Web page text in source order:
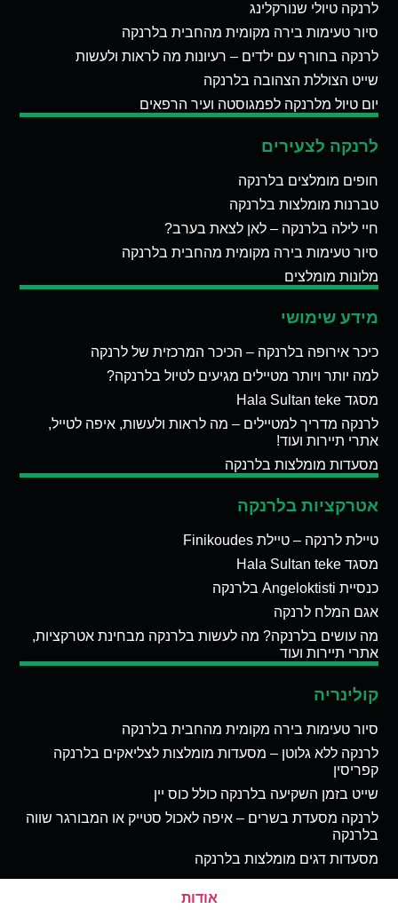
לרנקה טיולי שנורקלינג
סיור טעימות בירה מקומית מהחבית בלרנקה
לרנקה בחורף עם ילדים – רעיונות מה לראות ולעשות
שייט הצוללת הצהובה בלרנקה
יום טיול מלרנקה לפמגוסטה ועיר הרפאים
לרנקה לצעירים
חופים מומלצים בלרנקה
טברנות מומלצות בלרנקה
חיי לילה בלרנקה – לאן לצאת בערב?
סיור טעימות בירה מקומית מהחבית בלרנקה
מלונות מומלצים
מידע שימושי
כיכר אירופה בלרנקה – הכיכר המרכזית של לרנקה
למה יותר ויותר מטיילים מגיעים לטיול בלרנקה?
מסגד Hala Sultan teke
לרנקה מדריך למטיילים – מה לראות ולעשות, איפה לטייל,
אתרי תיירות ועוד!
מסעדות מומלצות בלרנקה
אטרקציות בלרנקה
טיילת לרנקה – טיילת Finikoudes
מסגד Hala Sultan teke
כנסיית Angeloktisti בלרנקה
אגם המלח לרנקה
מה עושים בלרנקה? מה לעשות בלרנקה מבחינת אטרקציות,
אתרי תיירות ועוד
קולינריה
סיור טעימות בירה מקומית מהחבית בלרנקה
לרנקה ללא גלוטן – מסעדות מומלצות לצליאקים בלרנקה
קפריסין
שייט בזמן השקיעה בלרנקה כולל כוס יין
לרנקה מסעדת בשרים – איפה לאכול סטייק או המבורגר שווה
בלרנקה
מסעדות דגים מומלצות בלרנקה
אודות